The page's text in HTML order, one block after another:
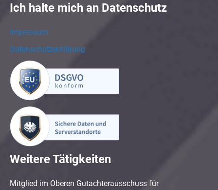
Ich halte mich an Datenschutz
Impressum
Datenschutzerklärung
Weitere Tätigkeiten
Mitglied im Oberen Gutachterausschuss für